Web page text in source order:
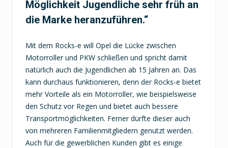
Möglichkeit Jugendliche sehr früh an
die Marke heranzuführen.“
Mit dem Rocks-e will Opel die Lücke zwischen
Motorroller und PKW schließen und spricht damit
natürlich auch die Jugendlichen ab 15 Jahren an. Das
kann durchaus funktionieren, denn der Rocks-e bietet
mehr Vorteile als ein Motorroller, wie beispielsweise
den Schutz vor Regen und bietet auch bessere
Transportmöglichkeiten. Ferner dürfte dieser auch
von mehreren Familienmitgliedern genutzt werden.
Auch für die gewerblichen Kunden gibt es einige